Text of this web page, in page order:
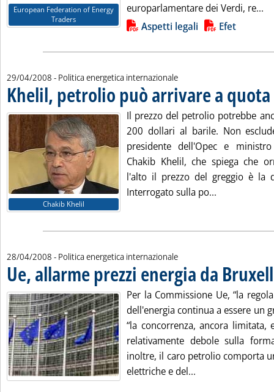
European Federation of Energy
Traders
europarlamentare dei Verdi, re...
Lista allegati PDF alla notizia
Aspetti legali Efet
29/04/2008 - Politica energetica internazionale
Khelil, petrolio può arrivare a
Chakib Khelil
Il prezzo del petrolio potrebbe
200 dollari al barile. Non
presidente dell'Opec e
Chakib Khelil, che spiega che
l'alto il prezzo del greggio è la
Interrogato sulla po...
28/04/2008 - Politica energetica internazionale
Ue, allarme prezzi energia da
Per la Commissione Ue, “la
dell'energia continua a essere un
“la concorrenza, ancora limitata,
relativamente debole sulla
inoltre, il caro petrolio comporta
elettriche e del...